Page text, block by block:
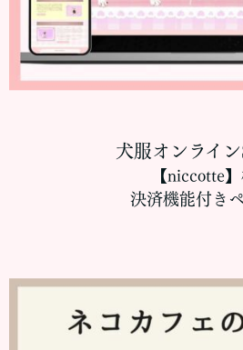
犬服オンライ
【niccotte
決済機能付き